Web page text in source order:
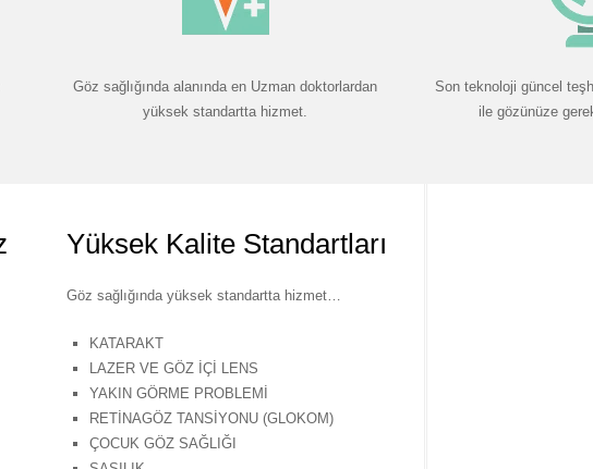
Göz sağlığında alanında en Uzman doktorlardan
yüksek standartta hizmet.
Son teknoloji güncel
ile gözünüze
Yüksek Kalite Standartları
Göz sağlığında yüksek standartta hizmet…
KATARAKT
LAZER VE GÖZ İÇİ LENS
YAKIN GÖRME PROBLEMİ
RETİNAGÖZ TANSİYONU (GLOKOM)
ÇOCUK GÖZ SAĞLIĞI